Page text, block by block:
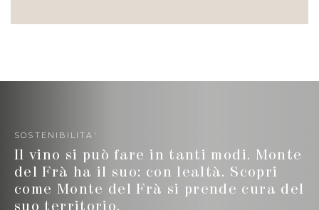
SOSTENIBILITA'
Il vino si può fare in tanti modi. Monte
del Frà ha il suo: con lealtà. Scopri
come Monte del Frà si prende cura del
suo territorio.